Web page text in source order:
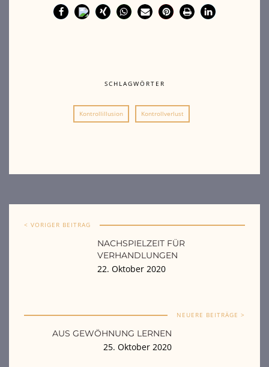
SCHLAGWÖRTER
Kontrollillusion Kontrollverlust
< VORIGER BEITRAG
NACHSPIELZEIT FÜR
VERHANDLUNGEN
22. Oktober 2020
NEUERE BEITRÄGE >
AUS GEWÖHNUNG LERNEN
25. Oktober 2020